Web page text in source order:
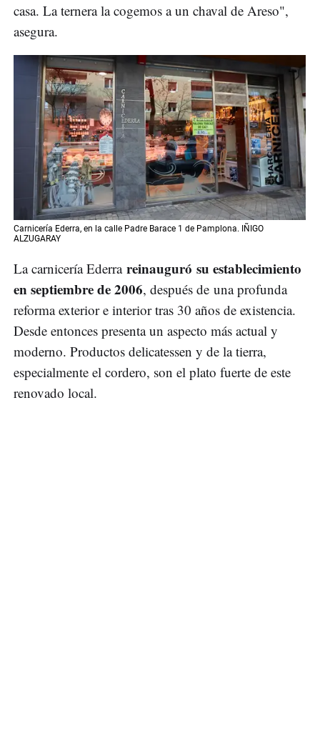
casa. La ternera la cogemos a un chaval de Areso",
asegura.
Carnicería Ederra, en la calle Padre Barace 1 de Pamplona. IÑIGO
ALZUGARAY
La carnicería Ederrareinauguró su establecimiento
en septiembre de 2006, después de una profunda
reforma exterior e interior tras 30 años de existencia.
Desde entonces presenta un aspecto más actual y
moderno. Productos delicatessen y de la tierra,
especialmente el cordero, son el plato fuerte de este
renovado local.